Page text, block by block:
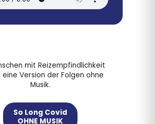
mit Reizempfindlichkeit
Version der Folgen ohne
Musik.
So Long Covid
OHNE MUSIK